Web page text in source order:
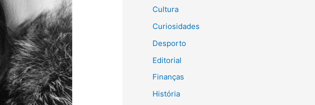
Cultura
Curiosidades
Desporto
Editorial
Finanças
História